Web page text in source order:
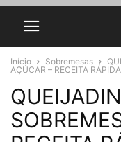
Início Sobremesas
AÇÚCAR – RECEITA